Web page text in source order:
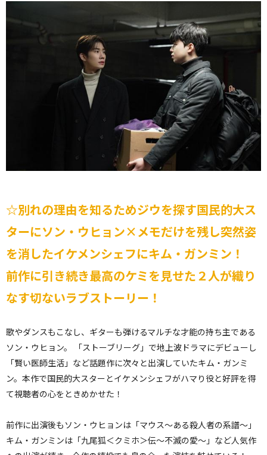
☆別れの理由を知るためジウを探す国民的大ス
ターにソン・ウヒョン×メモだけを残し突然姿
を消したイケメンシェフにキム・ガンミン！
前作に引き続き最高のケミを見せた２人が織り
なす切ないラブストーリー！
歌やダンスもこなし、ギターも弾けるマルチな才能の持ち主である
ソン・ウヒョン。 「ストーブリーグ」で地上波ドラマにデビューし
「賢い医師生活」など話題作に次々と出演していたキム・ガンミ
ン。本作で国民的大スターとイケメンシェフがハマり役と好評を得
て視聴者の心をときめかせた！
前作に出演後もソン・ウヒョンは「マウス～ある殺人者の系譜～」
キム・ガンミンは「九尾狐＜クミホ＞伝～不滅の愛～」など人気作